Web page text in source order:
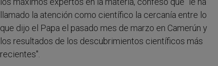
llamado la atención como científico la cercanía entre lo
que dijo el Papa el pasado mes de marzo en Camerún y
los resultados de los descubrimientos científicos más
recientes".